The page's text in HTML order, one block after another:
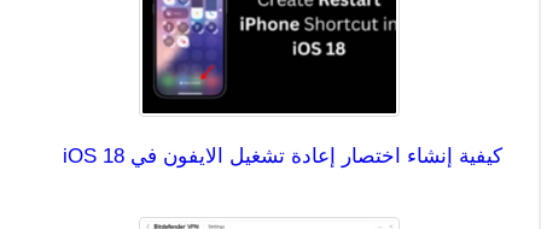
كيفية إنشاء اختصار إعادة تشغيل الايفون في iOS 18